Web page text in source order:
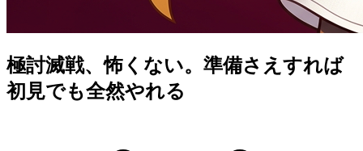
極討滅戦、怖くない。準備さえすれば
初見でも全然やれる